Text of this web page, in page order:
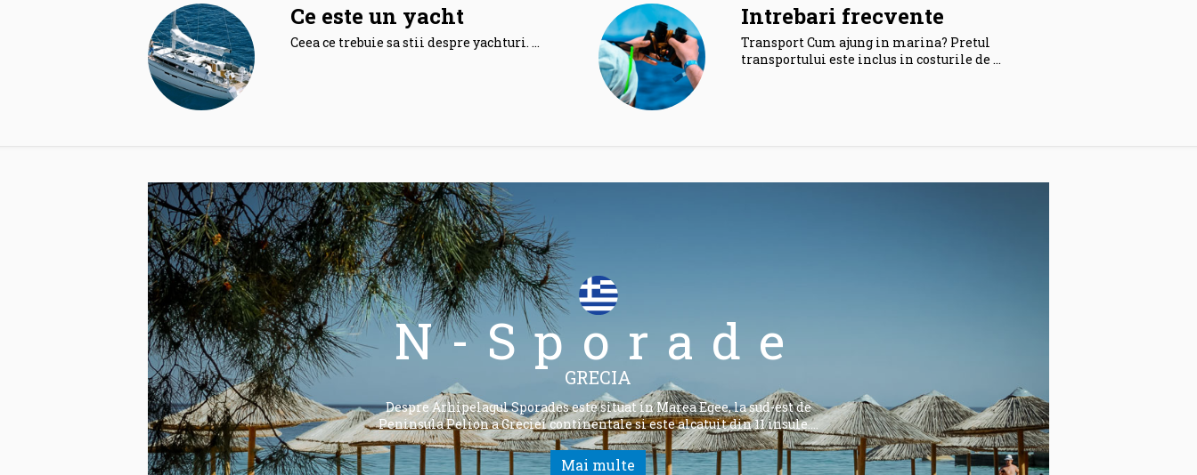
Ce este un yacht
Ceea ce trebuie sa stii despre yachturi. …
Intrebari frecvente
Transport Cum ajung in marina? Pretul
transportului este inclus in costurile de …
N-Sporade
GRECIA
Despre Arhipelagul Sporades este situat in Marea Egee, la sud-est de
Peninsula Pelion a Greciei continentale si este alcatuit din 11 insule.…
Mai multe